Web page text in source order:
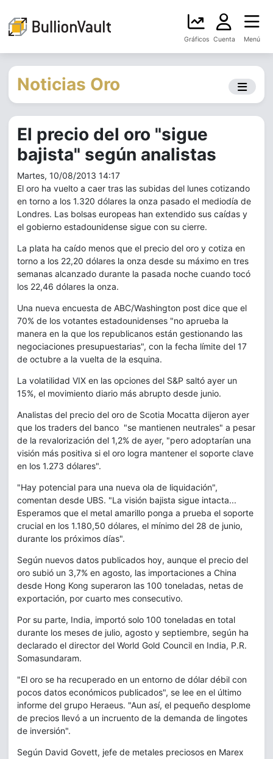
Gráficos Cuenta Menú
Noticias Oro
El precio del oro "sigue
bajista" según analistas
Martes, 10/08/2013 14:17
El oro ha vuelto a caer tras las subidas del lunes cotizando
en torno a los 1.320 dólares la onza pasado el mediodía de
Londres. Las bolsas europeas han extendido sus caídas y
el gobierno estadounidense sigue con su cierre.
La plata ha caído menos que el precio del oro y cotiza en
torno a los 22,20 dólares la onza desde su máximo en tres
semanas alcanzado durante la pasada noche cuando tocó
los 22,46 dólares la onza.
Una nueva encuesta de ABC/Washington post dice que el
70% de los votantes estadounidenses "no aprueba la
manera en la que los republicanos están gestionando las
negociaciones presupuestarias", con la fecha límite del 17
de octubre a la vuelta de la esquina.
La volatilidad VIX en las opciones del S&P saltó ayer un
15%, el movimiento diario más abrupto desde junio.
Analistas del precio del oro de Scotia Mocatta dijeron ayer
que los traders del banco "se mantienen neutrales" a pesar
de la revalorización del 1,2% de ayer, "pero adoptarían una
visión más positiva si el oro logra mantener el soporte clave
en los 1.273 dólares".
"Hay potencial para una nueva ola de liquidación",
comentan desde UBS. "La visión bajista sigue intacta...
Esperamos que el metal amarillo ponga a prueba el soporte
crucial en los 1.180,50 dólares, el mínimo del 28 de junio,
durante los próximos días".
Según nuevos datos publicados hoy, aunque el precio del
oro subió un 3,7% en agosto, las importaciones a China
desde Hong Kong superaron las 100 toneladas, netas de
exportación, por cuarto mes consecutivo.
Por su parte, India, importó solo 100 toneladas en total
durante los meses de julio, agosto y septiembre, según ha
declarado el director del World Gold Council en India, P.R.
Somasundaram.
"El oro se ha recuperado en un entorno de dólar débil con
pocos datos económicos publicados", se lee en el último
informe del grupo Heraeus. "Aun así, el pequeño desplome
de precios llevó a un incruento de la demanda de lingotes
de inversión".
Según David Govett, jefe de metales preciosos en Marex